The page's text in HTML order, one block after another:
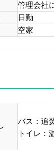
管理会社
日勤
空家
バス：追
トイレ：